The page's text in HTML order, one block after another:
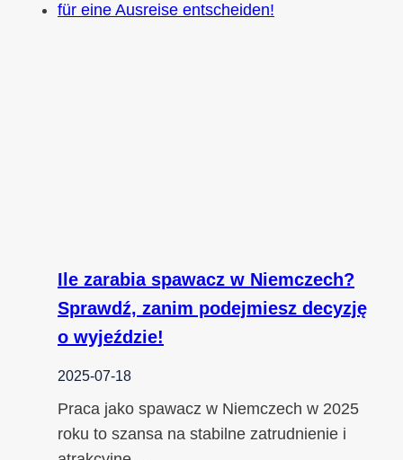
Ile zarabia spawacz w Niemczech?
Sprawdź, zanim podejmiesz decyzję
o wyjeździe!
2025-07-18
Praca jako spawacz w Niemczech w 2025
roku to szansa na stabilne zatrudnienie i